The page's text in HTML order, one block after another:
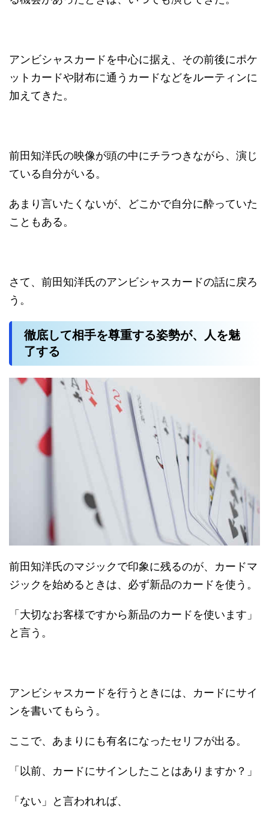
アンビシャスカードを中心に据え、その前後にポケ
ットカードや財布に通うカードなどをルーティンに
加えてきた。
前田知洋氏の映像が頭の中にチラつきながら、演じ
ている自分がいる。
あまり言いたくないが、どこかで自分に酔っていた
こともある。
さて、前田知洋氏のアンビシャスカードの話に戻ろ
う。
徹底して相手を尊重する姿勢が、人を魅
了する
前田知洋氏のマジックで印象に残るのが、カードマ
ジックを始めるときは、必ず新品のカードを使う。
「大切なお客様ですから新品のカードを使います」
と言う。
アンビシャスカードを行うときには、カードにサイ
ンを書いてもらう。
ここで、あまりにも有名になったセリフが出る。
「以前、カードにサインしたことはありますか？」
「ない」と言われれば、